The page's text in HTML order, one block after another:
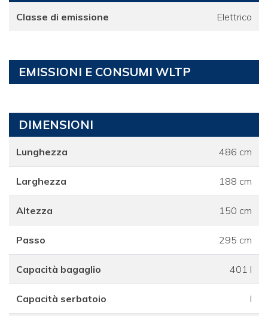
Classe di emissione Elettrico
EMISSIONI E CONSUMI WLTP
DIMENSIONI
Lunghezza 486 cm
Larghezza 188 cm
Altezza 150 cm
Passo 295 cm
Capacità bagaglio 401 l
Capacità serbatoio l